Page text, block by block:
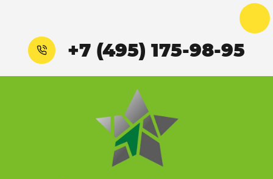
+7 (495) 175-98-95